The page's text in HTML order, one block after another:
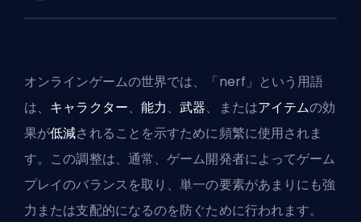
オンラインゲームの世界では、「nerf」という用語
は、 キャラクター、 能力、武器、またはアイテムの効
果が低減されることを示すために頻繁に使用されま
す。この調整は、通常、ゲーム開発者によってゲーム
プレイのバランスを取り、単一の要素があまりにも強
力または支配的になるのを防ぐために行われます。